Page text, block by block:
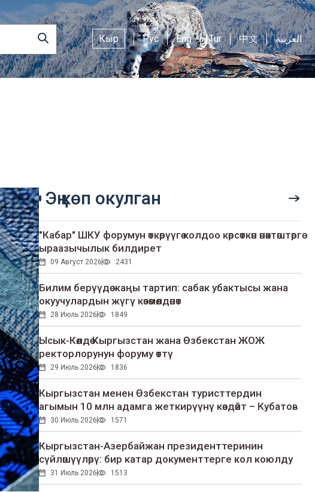
Кыр Рус Eng Tur 中文 العربية
Эң көп окулган
"Кабар" ШКУ форумун өткөрүүгө колдоо көрсөткөн өнөктөштөргө
ыраазычылык билдирет
09 Август 2026 2431
Билим берүүдө жаңы тартип: сабак убактысы жана
окуучулардын жүгү көзөмөлдөнөт
28 Июль 2026 1849
Ысык-Көлдө Кыргызстан жана Өзбекстан ЖОЖ
ректорлорунун форуму өттү
29 Июль 2026 1836
Кыргызстан менен Өзбекстан туристтердин
агымын 10 млн адамга жеткирүүнү көздөйт – Кубатов
30 Июль 2026 1571
Кыргызстан-Азербайжан президенттеринин
сүйлөшүүлөрү: бир катар документтерге кол коюлду
31 Июль 2026 1513